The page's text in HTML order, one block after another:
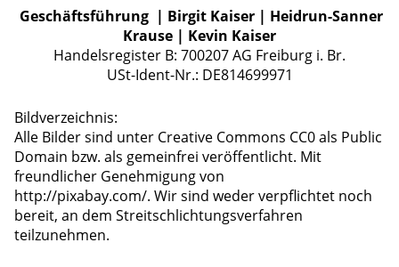
Geschäftsführung | Birgit Kaiser | Heidrun-Sanner
Krause | Kevin Kaiser
Handelsregister B: 700207 AG Freiburg i. Br.
USt-Ident-Nr.: DE814699971
Bildverzeichnis:
Alle Bilder sind unter Creative Commons CC0als Public
Domain bzw. als gemeinfrei veröffentlicht. Mit
freundlicher Genehmigung von
http://pixabay.com/. Wir sind weder verpflichtet noch
bereit, an dem Streitschlichtungsverfahren
teilzunehmen.